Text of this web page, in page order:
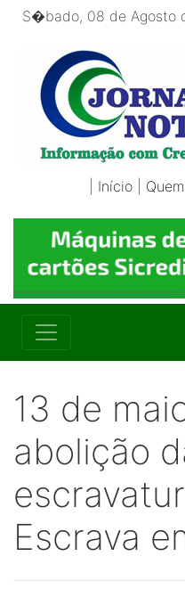
S�bado, 08 de Agosto
Início
13 de
abolição
Escrava